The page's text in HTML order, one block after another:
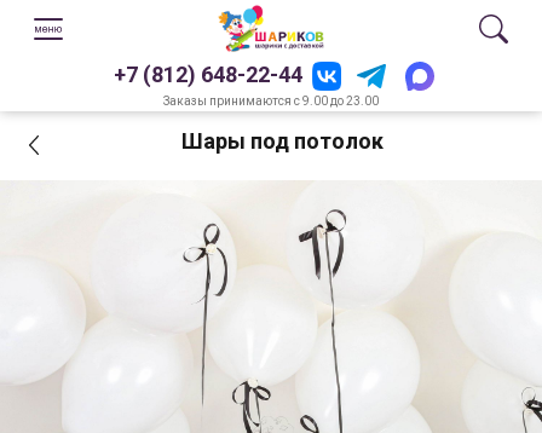
+7 (812) 648-22-44
Заказы принимаются с 9.00 до 23.00
Шары под потолок